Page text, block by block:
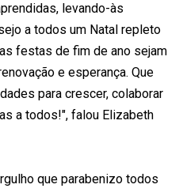
levando-às
a todos um Natal repleto
festas de fim de ano sejam
e esperança. Que
para crescer, colaborar
a todos!", falou Elizabeth
que parabenizo todos